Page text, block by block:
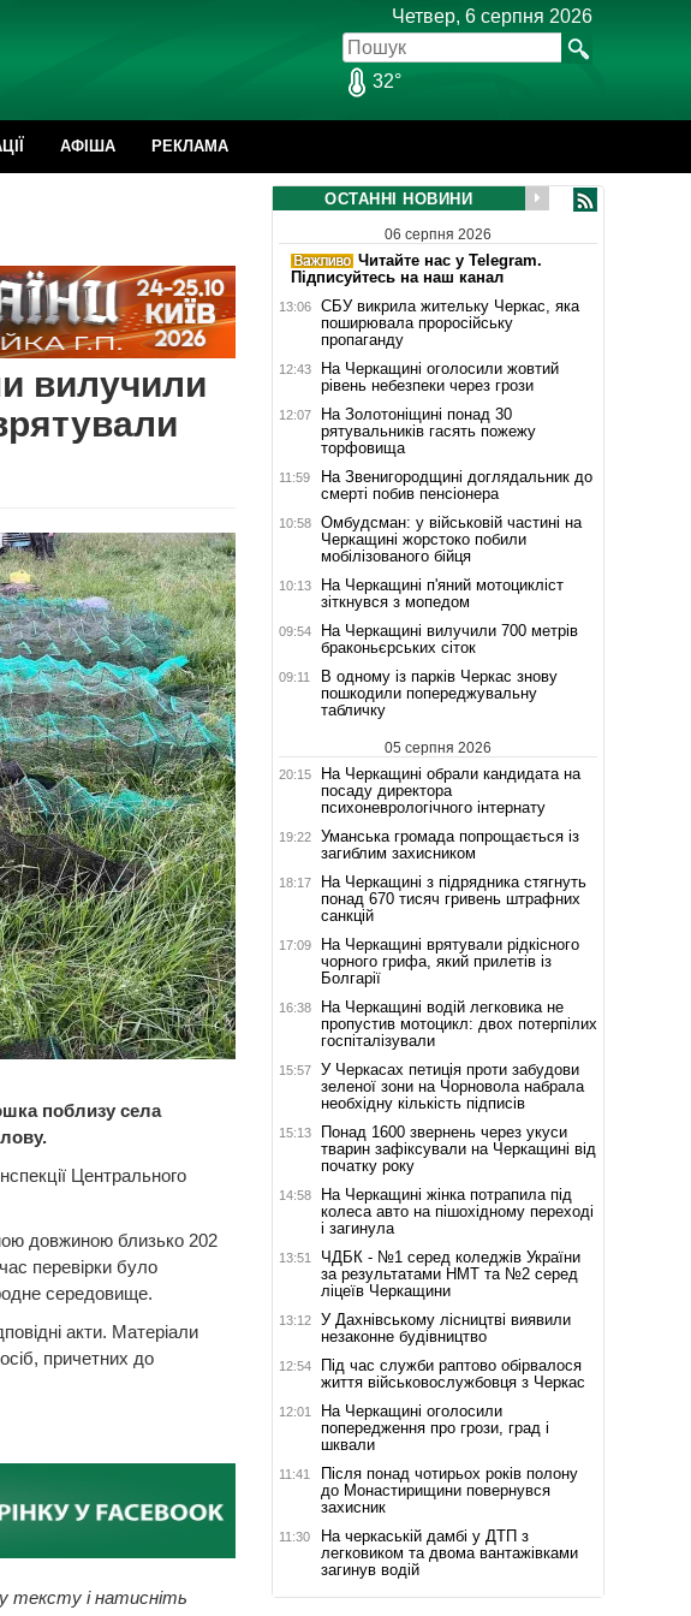
Четвер, 6 серпня 2026
32°
АФІША РЕКЛАМА
вилучили
поблизу села
Центрального
довжиною близько 202
перевірки було
середовище.
акти. Матеріали
причетних до
тексту і натисніть
ОСТАННІ НОВИНИ
06 серпня 2026
Читайте нас у Telegram.
Підписуйтесь на наш канал
13:06
СБУ викрила жительку Черкас, яка
поширювала проросійську
пропаганду
12:43
На Черкащині оголосили жовтий
рівень небезпеки через грози
12:07
На Золотоніщині понад 30
рятувальників гасять пожежу
торфовища
11:59
На Звенигородщині доглядальник до
смерті побив пенсіонера
10:58
Омбудсман: у військовій частині на
Черкащині жорстоко побили
мобілізованого бійця
10:13
На Черкащині п'яний мотоцикліст
зіткнувся з мопедом
09:54
На Черкащині вилучили 700 метрів
браконьєрських сіток
09:11
В одному із парків Черкас знову
пошкодили попереджувальну
табличку
05 серпня 2026
20:15
На Черкащині обрали кандидата на
посаду директора
психоневрологічного інтернату
19:22
Уманська громада попрощається із
загиблим захисником
18:17
На Черкащині з підрядника стягнуть
понад 670 тисяч гривень штрафних
санкцій
17:09
На Черкащині врятували рідкісного
чорного грифа, який прилетів із
Болгарії
16:38
На Черкащині водій легковика не
пропустив мотоцикл: двох потерпілих
госпіталізували
15:57
У Черкасах петиція проти забудови
зеленої зони на Чорновола набрала
необхідну кількість підписів
15:13
Понад 1600 звернень через укуси
тварин зафіксували на Черкащині від
початку року
14:58
На Черкащині жінка потрапила під
колеса авто на пішохідному переході
і загинула
13:51
ЧДБК - №1 серед коледжів України
за результатами НМТ та №2 серед
ліцеїв Черкащини
13:12
У Дахнівському лісництві виявили
незаконне будівництво
12:54
Під час служби раптово обірвалося
життя військовослужбовця з Черкас
12:01
На Черкащині оголосили
попередження про грози, град і
шквали
11:41
Після понад чотирьох років полону
до Монастирищини повернувся
захисник
11:30
На черкаській дамбі у ДТП з
легковиком та двома вантажівками
загинув водій